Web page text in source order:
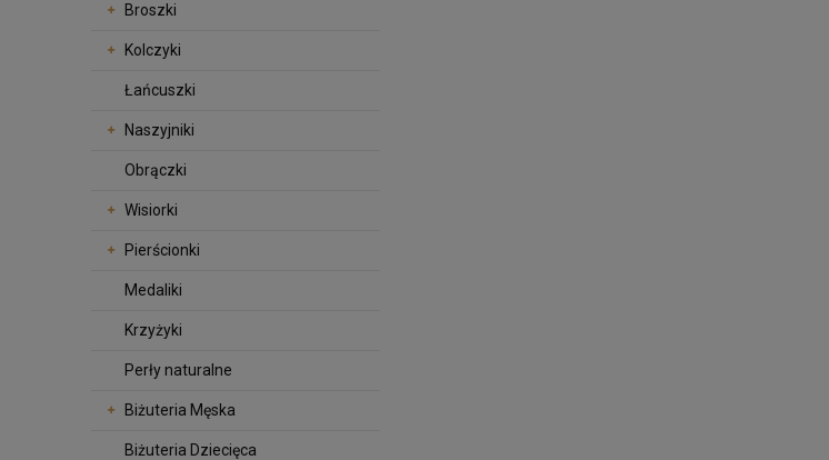
Broszki
Kolczyki
Łańcuszki
Naszyjniki
Obrączki
Wisiorki
Pierścionki
Medaliki
Krzyżyki
Perły naturalne
Biżuteria Męska
Biżuteria Dziecięca